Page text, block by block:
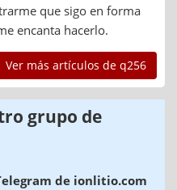
que sigo en forma
encanta hacerlo.
Ver más artículos de q256
grupo de
de ionlitio.com